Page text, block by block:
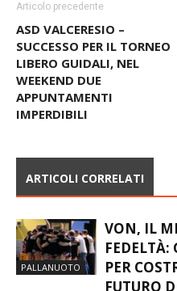
Articolo precedente
ASD VALCERESIO –
SUCCESSO PER IL TORNEO
LIBERO GUIDALI, NEL
WEEKEND DUE
APPUNTAMENTI
IMPERDIBILI
ARTICOLI CORRELATI
PALLANUOTO
VON, IL
FEDELTÀ:
PER
FUTURO